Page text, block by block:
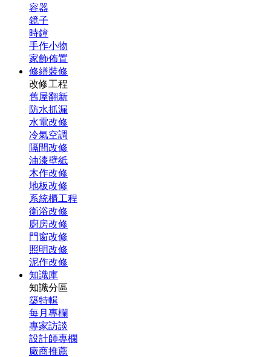
容器
鏡子
時鐘
手作小物
家飾佈置
修繕裝修
改修工程
舊屋翻新
防水抓漏
水電改修
冷氣空調
隔間改修
油漆壁紙
木作改修
地板改修
系統櫃工程
衛浴改修
廚房改修
門窗改修
照明改修
泥作改修
知識庫
知識分區
築特輯
每月專欄
專家訪談
設計師專欄
廠商推薦